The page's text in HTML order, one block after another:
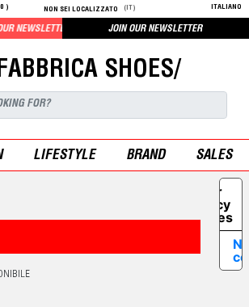
0 ) NON SEI LOCALIZZATO (IT) ITALIANO
NEWSLETTER JOIN OUR NEWSLETTER
SHOES/
LIFESTYLE BRAND SALES
Your
Privacy
Choices